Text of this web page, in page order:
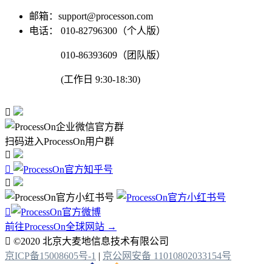
邮箱：support@processon.com
电话：
010-82796300（个人版）
010-86393609（团队版）
(工作日 9:30-18:30)

扫码进入ProcessOn用户群




前往ProcessOn全球网站 →
 ©2020 北京大麦地信息技术有限公司
京ICP备15008605号-1 | 京公网安备 11010802033154号